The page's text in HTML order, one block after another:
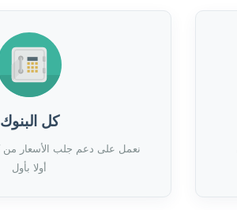
كل البنوك
نعمل على دعم جلب الأسعار من
أولا بأول